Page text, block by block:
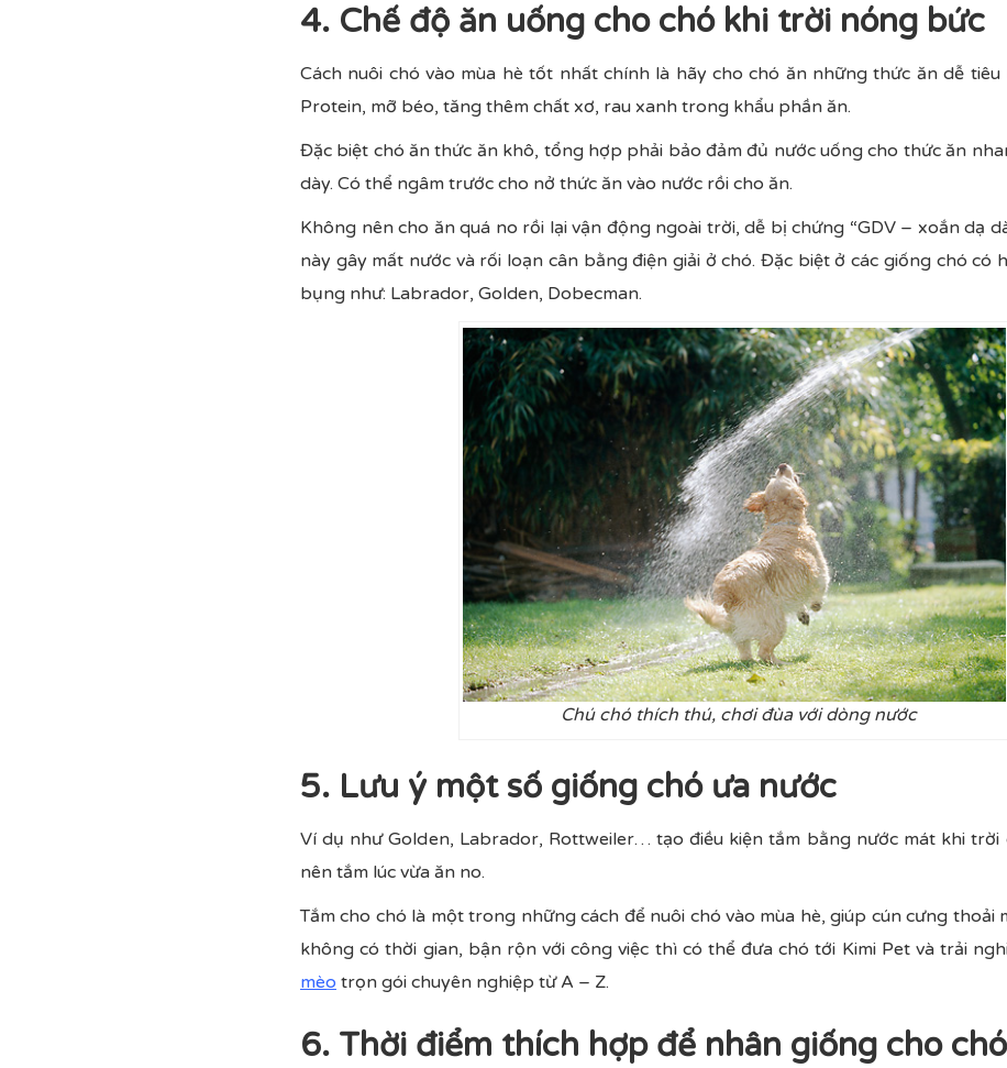
4. Chế độ ăn uống cho chó khi trời nóng bức
Cách nuôi chó vào mùa hè tốt nhất chính là hãy cho chó ăn những thức ăn dễ
Protein, mỡ béo, tăng thêm chất xơ, rau xanh trong khẩu phần ăn.
Đặc biệt chó ăn thức ăn khô, tổng hợp phải bảo đảm đủ nước uống cho thức ăn
dày. Có thể ngâm trước cho nở thức ăn vào nước rồi cho ăn.
Không nên cho ăn quá no rồi lại vận động ngoài trời, dễ bị chứng “GDV – xoắn dạ
này gây mất nước và rối loạn cân bằng điện giải ở chó. Đặc biệt ở các giống chó có
bụng như: Labrador, Golden, Dobecman.
Chú chó thích thú, chơi đùa với dòng nước
5. Lưu ý một số giống chó ưa nước
Ví dụ như Golden, Labrador, Rottweiler… tạo điều kiện tắm bằng nước mát khi
nên tắm lúc vừa ăn no.
Tắm cho chó là một trong những cách để nuôi chó vào mùa hè, giúp cún cưng thoải
không có thời gian, bận rộn với công việc thì có thể đưa chó tới Kimi Pet và trải
mèo trọn gói chuyên nghiệp từ A – Z.
6. Thời điểm thích hợp để nhân giống cho chó